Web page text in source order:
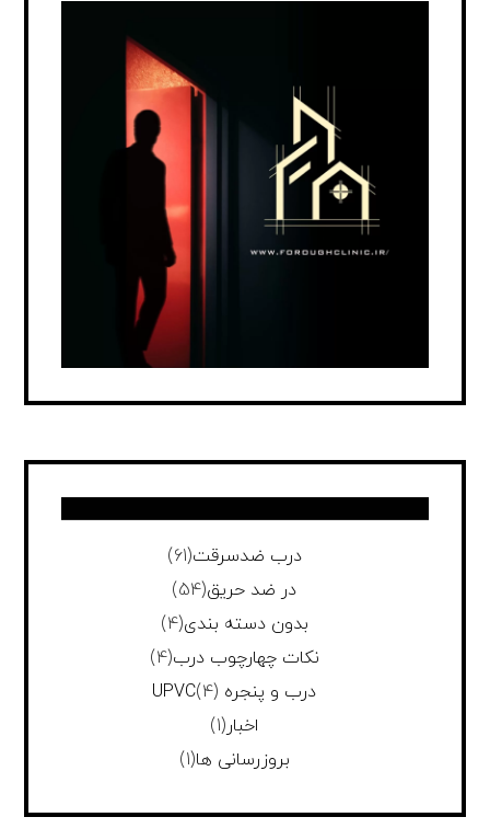
درب ضدسرقت(61)
در ضد حریق(54)
بدون دسته بندی(4)
نکات چهارچوب درب(4)
درب و پنجره UPVC (4)
اخبار(1)
بروزرسانی ها(1)